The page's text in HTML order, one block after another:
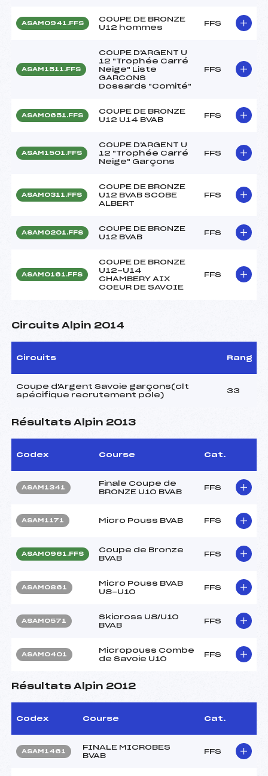
ASAM0941.FFS
COUPE DE BRONZE
U12 hommes
FFS
ASAM1511.FFS
COUPE D'ARGENT U
12 "Trophée Carré
Neige" Liste
GARCONS
Dossards "Comité"
FFS
ASAM0651.FFS
COUPE DE BRONZE
U12 U14 BVAB
FFS
ASAM1501.FFS
COUPE D'ARGENT U
12 "Trophée Carré
Neige" Garçons
FFS
ASAM0311.FFS
COUPE DE BRONZE
U12 BVAB SCOBE
ALBERT
FFS
ASAM0201.FFS
COUPE DE BRONZE
U12 BVAB
FFS
ASAM0161.FFS
COUPE DE BRONZE
U12-U14
CHAMBERY AIX
COEUR DE SAVOIE
FFS
Circuits Alpin 2014
Circuits Rang
Coupe d'Argent Savoie garçons(clt
spécifique recrutement pole)
33
Résultats Alpin 2013
Codex Course Cat.
ASAM1341
Finale Coupe de
BRONZE U10 BVAB
FFS
ASAM1171 Micro Pouss BVAB FFS
ASAM0961.FFS
Coupe de Bronze
BVAB
FFS
ASAM0861
Micro Pouss BVAB
U8-U10
FFS
ASAM0571
Skicross U8/U10
BVAB
FFS
ASAM0401
Micropouss Combe
de Savoie U10
FFS
Résultats Alpin 2012
Codex Course Cat.
ASAM1461
FINALE MICROBES
BVAB
FFS